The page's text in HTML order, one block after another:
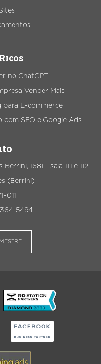
no ChatGPT
Vender Mais
para E-commerce
com SEO e Google Ads
1681 - sala 111 e 112
(Berrini)
011
5494